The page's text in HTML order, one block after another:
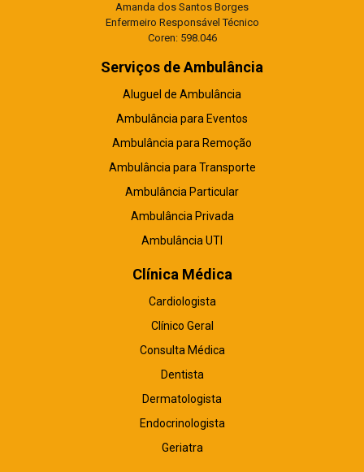
Amanda dos Santos Borges
Enfermeiro Responsável Técnico
Coren: 598.046
Serviços de Ambulância
Aluguel de Ambulância
Ambulância para Eventos
Ambulância para Remoção
Ambulância para Transporte
Ambulância Particular
Ambulância Privada
Ambulância UTI
Clínica Médica
Cardiologista
Clínico Geral
Consulta Médica
Dentista
Dermatologista
Endocrinologista
Geriatra